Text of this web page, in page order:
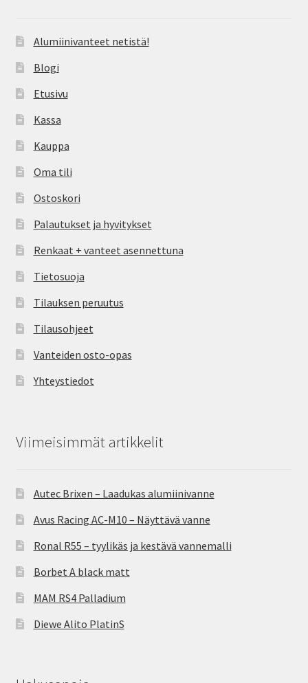
Alumiinivanteet netistä!
Blogi
Etusivu
Kassa
Kauppa
Oma tili
Ostoskori
Palautukset ja hyvitykset
Renkaat + vanteet asennettuna
Tietosuoja
Tilauksen peruutus
Tilausohjeet
Vanteiden osto-opas
Yhteystiedot
Viimeisimmät artikkelit
Autec Brixen – Laadukas alumiinivanne
Avus Racing AC-M10 – Näyttävä vanne
Ronal R55 – tyylikäs ja kestävä vannemalli
Borbet A black matt
MAM RS4 Palladium
Diewe Alito PlatinS